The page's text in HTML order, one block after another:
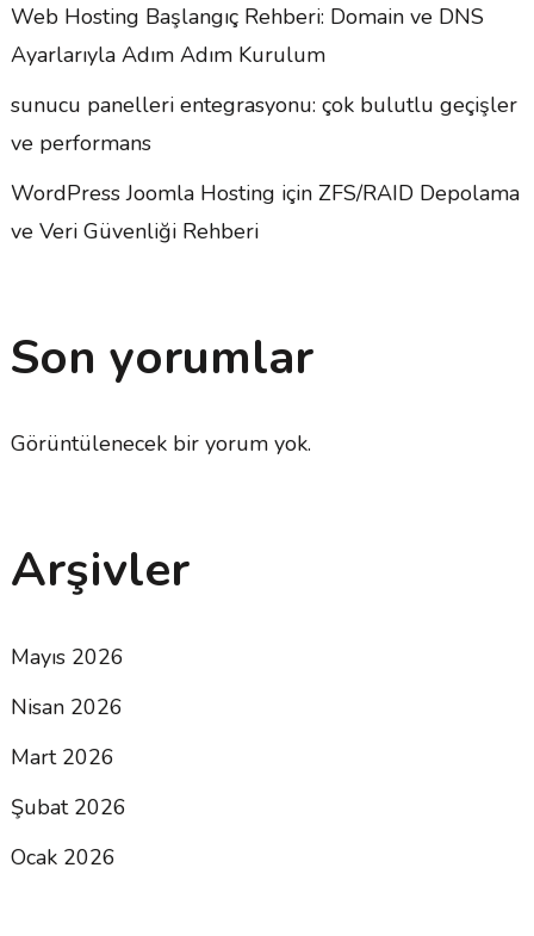
Web Hosting Başlangıç Rehberi: Domain ve DNS
Ayarlarıyla Adım Adım Kurulum
sunucu panelleri entegrasyonu: çok bulutlu geçişler
ve performans
WordPress Joomla Hosting için ZFS/RAID Depolama
ve Veri Güvenliği Rehberi
Son yorumlar
Görüntülenecek bir yorum yok.
Arşivler
Mayıs 2026
Nisan 2026
Mart 2026
Şubat 2026
Ocak 2026